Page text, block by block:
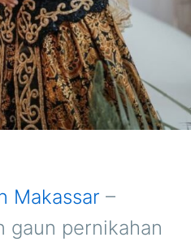
Makassar –
gaun pernikahan